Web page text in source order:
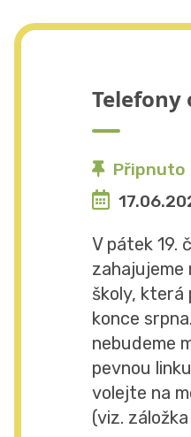
Telefony
Připnuto
V pátek 19.
školy, která
konce
nebudeme
pevnou
volejte na
(viz.